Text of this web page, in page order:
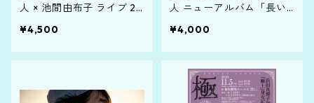
人 × 池間由布子 ライブ 20
に"２
¥4,500
人 ニューアルバム「長い
¥4,000